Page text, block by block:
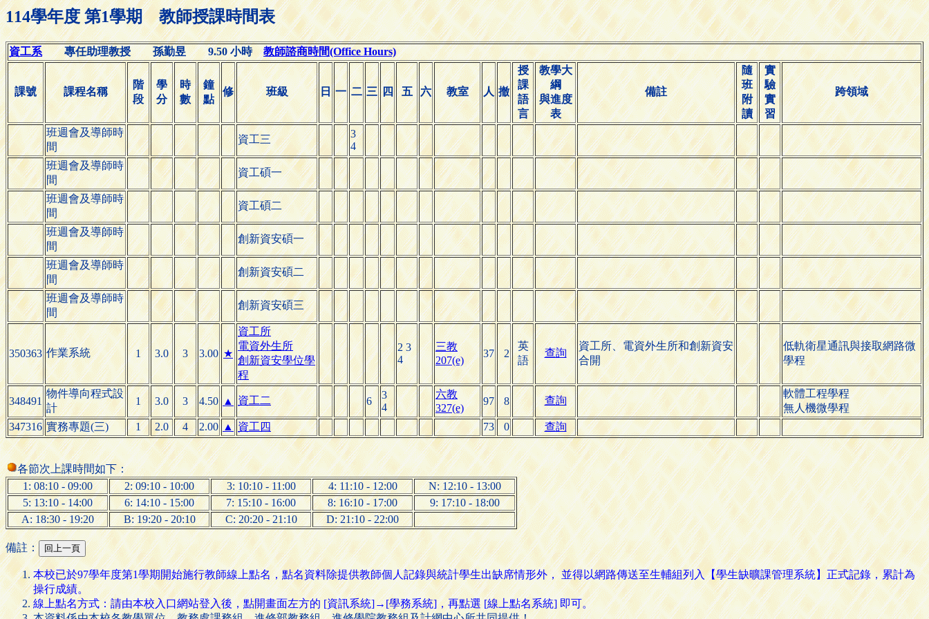
114學年度 第1學期 教師授課時間表
資工系專任助理教授 孫勤昱 9.50 小時教師諮商時間(Office Hours)
課號 課程名稱
階
段
學
分
時
數
鐘
點
修 班級 日 一 二 三 四 五 六 教室 人 撤
授
課
語
言
教學大
綱
與進度
表
備註
隨
班
附
讀
實
驗
實
習
跨領域
班週會及導師時
間
資工三
3
4
班週會及導師時
間
資工碩一
班週會及導師時
間
資工碩二
班週會及導師時
間
創新資安碩一
班週會及導師時
間
創新資安碩二
班週會及導師時
間
創新資安碩三
350363 作業系統 1 3.0 3 3.00 ★
資工所
電資外生所
創新資安學位學
程
2 3
4
三教
207(e)
37 2
英
語
查詢
資工所、電資外生所和創新資安
合開
低軌衛星通訊與接取網路微
學程
348491
物件導向程式設
計
1 3.0 3 4.50 ▲ 資工二 6
3
4
六教
327(e)
97 8 查詢
軟體工程學程
無人機微學程
347316 實務專題(三) 1 2.0 4 2.00 ▲ 資工四 73 0 查詢
各節次上課時間如下：
1: 08:10 - 09:00
2: 09:10 - 10:00 3: 10:10 - 11:00 4: 11:10 - 12:00
N: 12:10 - 13:00
5: 13:10 - 14:00
6: 14:10 - 15:00 7: 15:10 - 16:00 8: 16:10 - 17:00
9: 17:10 - 18:00
A: 18:30 - 19:20
B: 19:20 - 20:10 C: 20:20 - 21:10 D: 21:10 - 22:00
備註：
本校已於97學年度第1學期開始施行教師線上點名，點名資料除提供教師個人記錄與統計學生出缺席情形外， 並得以網路傳送至生輔組列入【學生缺曠課管理系統】正式記錄，累計為
操行成績。
線上點名方式：請由本校入口網站登入後，點開畫面左方的 [資訊系統]→[學務系統]，再點選 [線上點名系統] 即可。